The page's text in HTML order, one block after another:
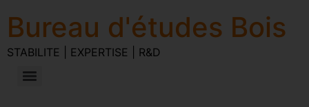
Bureau d'études Bois
STABILITE | EXPERTISE | R&D